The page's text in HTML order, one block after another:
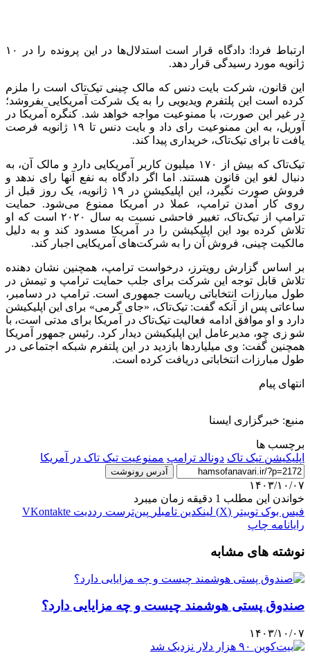
ارتباط فردا: دادگاه قرار است استدلال‌ها در این پرونده را در ۱۰
ژانویه مورد رسیدگی قرار دهد.
این قانون، شرکت بایت دنس که مالک چینی تیک‌تاک است را ملزم
کرده است این پلتفرم ویدیویی را به یک شرکت آمریکایی بفروشد؛
در غیر این صورت، با ممنوعیت مواجه خواهد شد. کنگره آمریکا در
آوریل، به این ممنوعیت رای داد و بایت دنس تا ۱۹ ژانویه فرصت
یافت تا برای تیک‌تاک، ‌خریداری پیدا کند.
تیک‌تاک که بیش از ۱۷۰ میلیون کاربر آمریکایی دارد و مالک آن، به
دنبال لغو این قانون هستند. اما اگر دادگاه به نفع آنها رای ندهد و
فروش صورت نگیرد، این اپلیکیشن در ۱۹ ژانویه، یک روز قبل از
روی کار آمدن ترامپ، عملا در آمریکا ممنوع می‌شود. حمایت
ترامپ از تیک‌تاک، تغییر فاحشی نسبت به سال ۲۰۲۰ است که او
تلاش کرده بود این اپلیکیشن را در آمریکا مسدود کند و به دلیل
مالکیت چینی، فروش آن را به شرکت‌های آمریکایی اجبار کند.
بر اساس گزارش رویترز، درخواست ترامپ، همچنین نشان دهنده
تلاش قابل توجه این شرکت برای جلب حمایت ترامپ و تیمش در
طول مبارزات انتخاباتی ریاست جمهوری است. ترامپ در دسامبر،
ساعاتی پس از آنکه گفت: تیک‌تاک، «جای گرمی» برای این اپلیکیشن
دارد و او موافق ادامه فعالیت تیک‌تاک در آمریکا برای مدتی است، با
شو زی چو، مدیرعامل این اپلیکیشن دیدار کرد. رئیس جمهور آمریکا
همچنین گفت: وی میلیاردها بازدید در این پلتفرم شبکه اجتماعی در
طول مبارزات انتخاباتی دریافت کرده است.
انتهای پیام
منبع: خبرگزاری ایسنا
برچسب ها
اپلیکیشن تیک تاک دونالد ترامپ ممنوعیت تیک تاک در آمریکا
آدرس رونوشت
۱۴۰۳/۱۰/۰۷
خواندن این مطلب 1 دقیقه زمان میبرد
فیس بوک توییتر (X) لینکدین ‫تامبلر ‫پین‌ترست ‫رددیت ‫VKontakte
رایانامه چاپ
نوشته های مشابه
صندوق پستی هوشمند چیست و چه مزایایی دارد؟
۱۴۰۳/۱۰/۰۷